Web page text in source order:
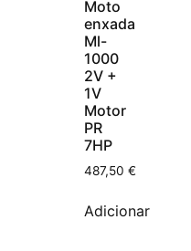
Moto
enxada
Ml-
1000
2V +
1V
Motor
PR
7HP
487,50 €
Adicionar